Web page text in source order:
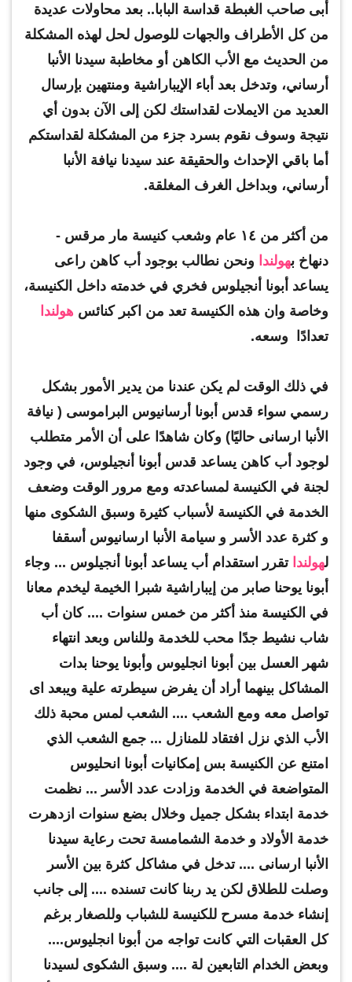
أبى صاحب الغبطة قداسة البابا.. بعد محاولات عديدة
من كل الأطراف والجهات للوصول لحل لهذه المشكلة
من الحديث مع الأب الكاهن أو مخاطبة سيدنا الأنبا
أرساني، وتدخل بعد أباء الإيباراشية ومنتهين بإرسال
العديد من الايملات لقداستك لكن إلى الآن بدون أي
نتيجة وسوف نقوم بسرد جزء من المشكلة لقداستكم
أما باقي الإحداث والحقيقة عند سيدنا نيافة الأنبا
أرساني، وبداخل الغرف المغلقة.
من أكثر من ١٤ عام وشعب كنيسة مار مرقس -
دنهاخ بهولندا ونحن نطالب بوجود أب كاهن راعى
يساعد أبونا أنجيلوس فخري في خدمته داخل الكنيسة،
وخاصة وان هذه الكنيسة تعد من اكبر كنائس هولندا
تعدادًا وسعه.
في ذلك الوقت لم يكن عندنا من يدير الأمور بشكل
رسمي سواء قدس أبونا أرسانيوس البراموسى ( نيافة
الأنبا ارسانى حاليًا) وكان شاهدًا على أن الأمر متطلب
لوجود أب كاهن يساعد قدس أبونا أنجيلوس، في وجود
لجنة في الكنيسة لمساعدته ومع مرور الوقت وضعف
الخدمة في الكنيسة لأسباب كثيرة وسبق الشكوى منها
و كثرة عدد الأسر و سيامة الأنبا ارسانيوس أسقفا
لهولندا تقرر استقدام أب يساعد أبونا أنجيلوس ... وجاء
أبونا يوحنا صابر من إيباراشية شبرا الخيمة ليخدم معانا
في الكنيسة منذ أكثر من خمس سنوات .... كان أب
شاب نشيط جدًا محب للخدمة وللناس وبعد انتهاء
شهر العسل بين أبونا انجليوس وأبونا يوحنا بدات
المشاكل بينهما أراد أن يفرض سيطرته علية ويبعد اى
تواصل معه ومع الشعب .... الشعب لمس محبة ذلك
الأب الذي نزل افتقاد للمنازل ... جمع الشعب الذي
امتنع عن الكنيسة بس إمكانيات أبونا انحليوس
المتواضعة في الخدمة وزادت عدد الأسر ... نظمت
خدمة ابتداء بشكل جميل وخلال بضع سنوات ازدهرت
خدمة الأولاد و خدمة الشمامسة تحت رعاية سيدنا
الأنبا ارسانى .... تدخل في مشاكل كثرة بين الأسر
وصلت للطلاق لكن يد ربنا كانت تسنده .... إلى جانب
إنشاء خدمة مسرح للكنيسة للشباب وللصغار برغم
كل العقبات التي كانت تواجه من أبونا انجليوس....
وبعض الخدام التابعين لة .... وسبق الشكوى لسيدنا